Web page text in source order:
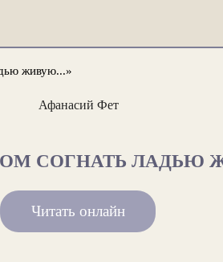
живую...»
Афанасий Фет
СОГНАТЬ ЛАДЬЮ
Читать онлайн